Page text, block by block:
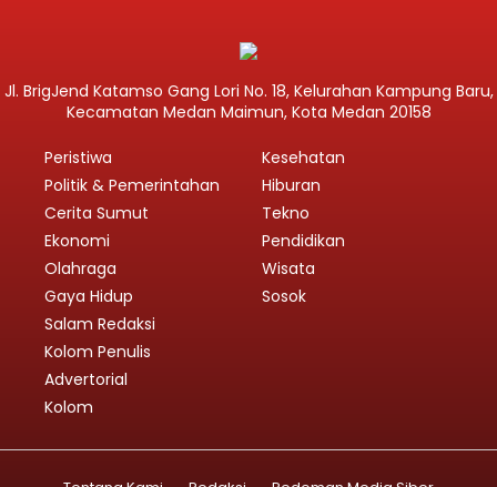
Jl. BrigJend Katamso Gang Lori No. 18, Kelurahan Kampung Baru,
Kecamatan Medan Maimun, Kota Medan 20158
Peristiwa
Politik & Pemerintahan
Cerita Sumut
Ekonomi
Olahraga
Gaya Hidup
Kesehatan
Hiburan
Tekno
Pendidikan
Wisata
Sosok
Salam Redaksi
Kolom Penulis
Advertorial
Kolom